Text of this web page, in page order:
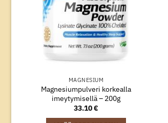
MAGNESIUM
Magnesiumpulveri korkealla
imeytymisellä – 200g
33.10€